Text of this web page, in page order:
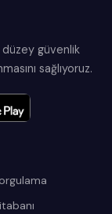
güvenlik
sağlıyoruz.